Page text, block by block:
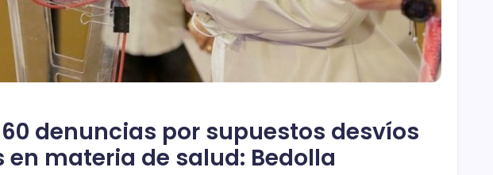
denuncias por supuestos desvíos
en materia de salud: Bedolla